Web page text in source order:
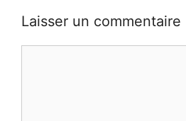
Laisser un commentaire